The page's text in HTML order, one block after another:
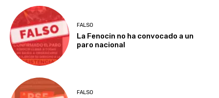
FALSO
La Fenocin no ha convocado a un
paro nacional
FALSO